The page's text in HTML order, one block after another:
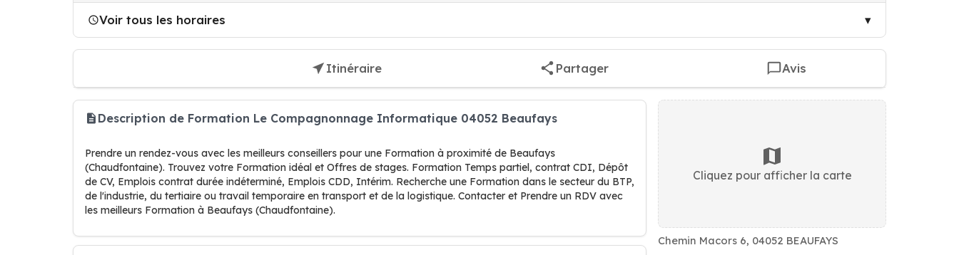
Voir tous les horaires
Itinéraire Partager Avis
Description de Formation Le Compagnonnage Informatique 04052 Beaufays
Prendre un rendez-vous avec les meilleurs conseillers pour une Formation à proximité de Beaufays
(Chaudfontaine). Trouvez votre Formation idéal et Offres de stages. Formation Temps partiel, contrat CDI, Dépôt
de CV, Emplois contrat durée indéterminé, Emplois CDD, Intérim. Recherche une Formation dans le secteur du BTP,
de l'industrie, du tertiaire ou travail temporaire en transport et de la logistique. Contacter et Prendre un RDV avec
les meilleurs Formation à Beaufays (Chaudfontaine).
Cliquez pour afficher la carte
Chemin Macors 6, 04052 BEAUFAYS